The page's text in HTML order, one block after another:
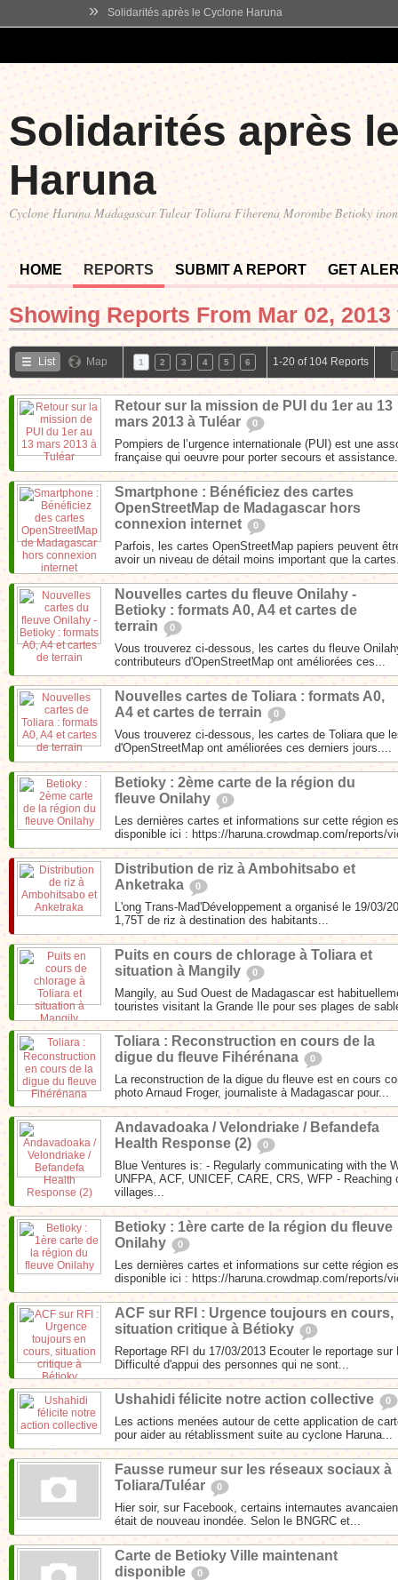
» Solidarités après le Cyclone Haruna
Solidarités après
Haruna
Cyclone Haruna Madagascar Tulear Toliara Fiherena Morombe Betioky
HOME REPORTS SUBMIT A REPORT GET
Showing Reports From Mar 02,
List Map 1 2 3 4 5 6 1-20 of 104 Reports
Retour sur la mission de PUI du 1er au 13
mars 2013 à Tuléar
0
Pompiers de l’urgence internationale (PUI) est une
française qui oeuvre pour porter secours et
Smartphone : Bénéficiez des cartes
OpenStreetMap de Madagascar hors
connexion internet
0
Parfois, les cartes OpenStreetMap papiers peuvent
avoir un niveau de détail moins important que la
Nouvelles cartes du fleuve Onilahy -
Betioky : formats A0, A4 et cartes de
terrain
0
Vous trouverez ci-dessous, les cartes du fleuve
contributeurs d'OpenStreetMap ont améliorées ces...
Nouvelles cartes de Toliara : formats A0,
A4 et cartes de terrain
0
Vous trouverez ci-dessous, les cartes de Toliara que
d'OpenStreetMap ont améliorées ces derniers jours....
Betioky : 2ème carte de la région du
fleuve Onilahy
0
Les dernières cartes et informations sur cette région
disponible ici : https://haruna.crowdmap.com/reports/
Distribution de riz à Ambohitsabo et
Anketraka
0
L'ong Trans-Mad'Développement a organisé le 19/03/
1,75T de riz à destination des habitants...
Puits en cours de chlorage à Toliara et
situation à Mangily
0
Mangily, au Sud Ouest de Madagascar est
touristes visitant la Grande Ile pour ses plages de
Toliara : Reconstruction en cours de la
digue du fleuve Fihérénana
0
La reconstruction de la digue du fleuve est en cours
photo Arnaud Froger, journaliste à Madagascar pour...
Andavadoaka / Velondriake / Befandefa
Health Response (2)
0
Blue Ventures is: - Regularly communicating with the
UNFPA, ACF, UNICEF, CARE, CRS, WFP - Reaching
villages...
Betioky : 1ère carte de la région du fleuve
Onilahy
0
Les dernières cartes et informations sur cette région
disponible ici : https://haruna.crowdmap.com/reports/
ACF sur RFI : Urgence toujours en cours,
situation critique à Bétioky
0
Reportage RFI du 17/03/2013 Ecouter le reportage sur
Difficulté d'appui des personnes qui ne sont...
Ushahidi félicite notre action collective 0
Les actions menées autour de cette application de
pour aider au rétablissment suite au cyclone Haruna...
Fausse rumeur sur les réseaux sociaux à
Toliara/Tuléar
0
Hier soir, sur Facebook, certains internautes
était de nouveau inondée. Selon le BNGRC et...
Carte de Betioky Ville maintenant
disponible
0